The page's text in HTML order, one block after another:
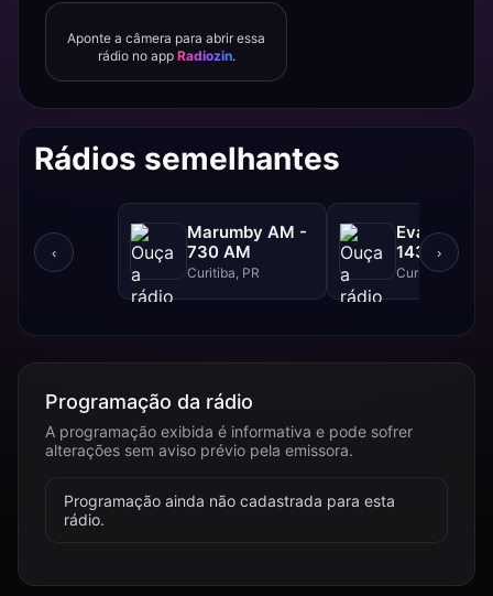
Aponte a câmera para abrir essa
rádio no app Radiozin.
Rádios semelhantes
‹
Marumby AM -
730 AM
Curitiba, PR
Evangelizar
1430 AM -
1430 AM
Curitiba, PR
›
Programação da rádio
A programação exibida é informativa e pode sofrer
alterações sem aviso prévio pela emissora.
Programação ainda não cadastrada para esta
rádio.